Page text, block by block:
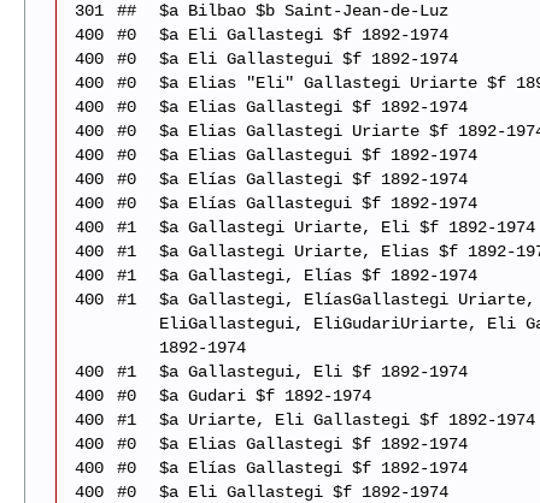
301
##
$a Bilbao $b Saint-Jean-de-Luz
400
#0
$a Eli Gallastegi $f 1892-1974
400
#0
$a Eli Gallastegui $f 1892-1974
400
#0
$a Elias "Eli" Gallastegi Uriarte $f
400
#0
$a Elias Gallastegi $f 1892-1974
400
#0
$a Elias Gallastegi Uriarte $f 1892-
400
#0
$a Elias Gallastegui $f 1892-1974
400
#0
$a Elías Gallastegi $f 1892-1974
400
#0
$a Elías Gallastegui $f 1892-1974
400
#1
$a Gallastegi Uriarte, Eli $f 1892-1974
400
#1
$a Gallastegi Uriarte, Elias $f 1892-
400
#1
$a Gallastegi, Elías $f 1892-1974
400
#1
$a Gallastegi, ElíasGallastegi Uriarte,
EliGallastegui, EliGudariUriarte, Eli
1892-1974
400
#1
$a Gallastegui, Eli $f 1892-1974
400
#0
$a Gudari $f 1892-1974
400
#1
$a Uriarte, Eli Gallastegi $f 1892-1974
400
#0
$a Elias Gallastegi $f 1892-1974
400
#0
$a Elías Gallastegi $f 1892-1974
400
#0
$a Eli Gallastegi $f 1892-1974